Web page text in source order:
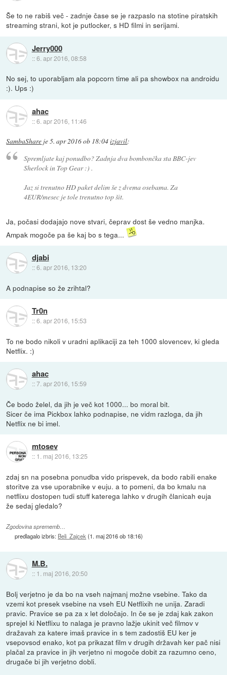
Še to ne rabiš več - zadnje čase se je razpaslo na stotine piratskih
streaming strani, kot je putlocker, s HD filmi in serijami.
Jerry000
::6. apr 2016, 08:58
No sej, to uporabljam ala popcorn time ali pa showbox na androidu
:). Ups :)
ahac
::6. apr 2016, 11:46
SambaShare je5. apr 2016 ob 18:04izjavil:
Spremljate kaj ponudbo? Zadnja dva bombončka sta BBC-jev
Sherlock in Top Gear :) .
Jaz si trenutno HD paket delim še z dvema osebama. Za
4EUR/mesec je tole trenutno top šit.
Ja, počasi dodajajo nove stvari, čeprav dost še vedno manjka.
Ampak mogoče pa še kaj bo s tega...
djabi
::6. apr 2016, 13:20
A podnapise so že zrihtal?
Tr0n
::6. apr 2016, 15:53
To ne bodo nikoli v uradni aplikaciji za teh 1000 slovencev, ki gleda
Netflix. :)
ahac
::7. apr 2016, 15:59
Če bodo želel, da jih je več kot 1000... bo moral bit.
Sicer če ima Pickbox lahko podnapise, ne vidm razloga, da jih
Netflix ne bi imel.
mtosev
:: 1. maj 2016, 13:25
zdaj sn na posebna ponudba vido prispevek, da bodo rabili enake
storitve za vse uporabnike v euju. a to pomeni, da bo kmalu na
netflixu dostopen tudi stuff katerega lahko v drugih članicah euja
že sedaj gledalo?
Zgodovina sprememb…
predlagalo izbris: Beli_Zajcek(1. maj 2016 ob 18:16)
M.B.
:: 1. maj 2016, 20:50
Bolj verjetno je da bo na vseh najmanj možne vsebine. Tako da
vzemi kot presek vsebine na vseh EU Netflixih ne unija. Zaradi
pravic. Pravice se pa za x let določajo. In če se je zdaj kak zakon
sprejel ki Netflixu to nalaga je pravno lažje ukinit več filmov v
dražavah za katere imaš pravice in s tem zadostiš EU ker je
vsepovsod enako, kot pa prikazat film v drugih državah ker pač nisi
plačal za pravice in jih verjetno ni mogoče dobit za razumno ceno,
drugače bi jih verjetno dobli.